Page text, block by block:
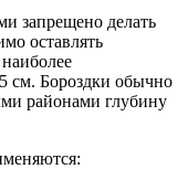
запрещено делать
оставлять
см. Бороздки обычно
районами глубину